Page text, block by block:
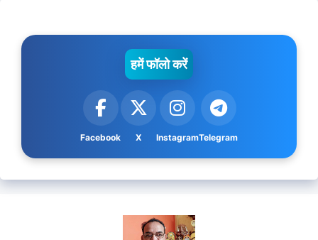
हमें फॉलो करें
Facebook X InstagramTelegram